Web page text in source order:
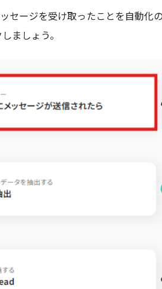
セージを受け取ったことを自動化
ましょう。